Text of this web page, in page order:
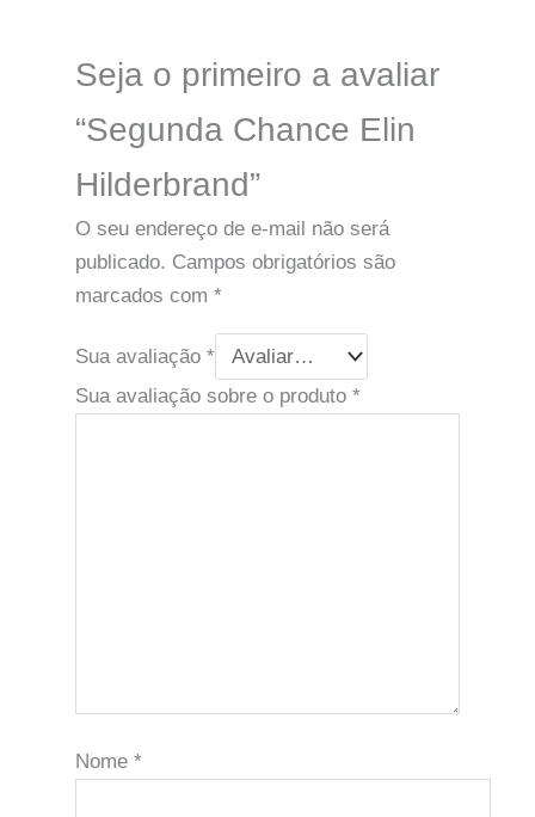
Seja o primeiro a avaliar
“Segunda Chance Elin
Hilderbrand”
O seu endereço de e-mail não será
publicado. Campos obrigatórios são
marcados com *
Sua avaliação *
Sua avaliação sobre o produto *
Nome *